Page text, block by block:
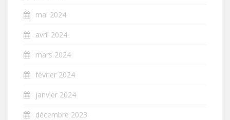
mai 2024
avril 2024
mars 2024
février 2024
janvier 2024
décembre 2023